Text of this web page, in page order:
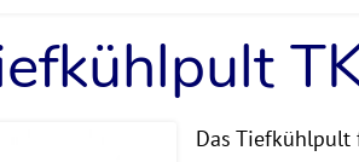
Das Tiefkühlpult